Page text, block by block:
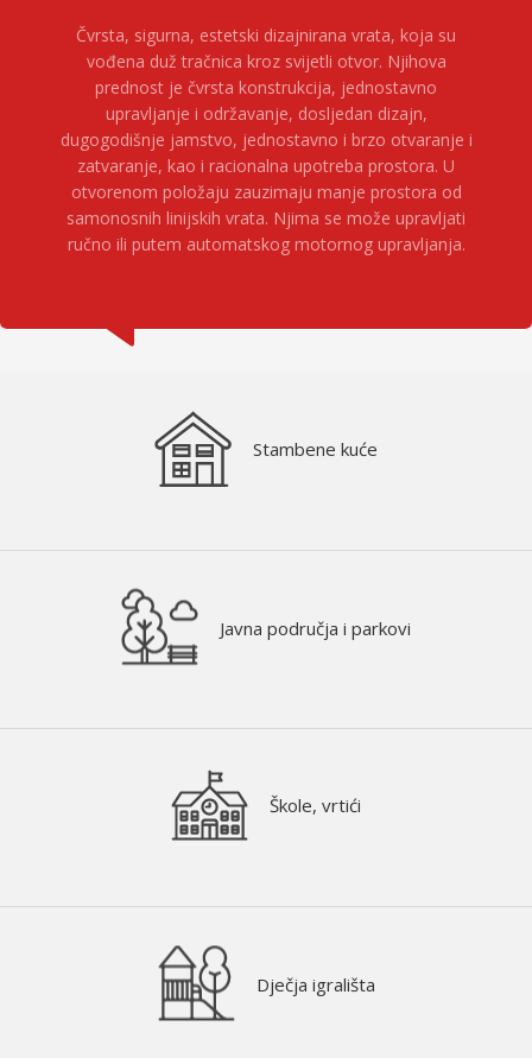
Čvrsta, sigurna, estetski dizajnirana vrata, koja su
vođena duž tračnica kroz svijetli otvor. Njihova
prednost je čvrsta konstrukcija, jednostavno
upravljanje i održavanje, dosljedan dizajn,
dugogodišnje jamstvo, jednostavno i brzo otvaranje i
zatvaranje, kao i racionalna upotreba prostora. U
otvorenom položaju zauzimaju manje prostora od
samonosnih linijskih vrata. Njima se može upravljati
ručno ili putem automatskog motornog upravljanja.
Stambene kuće
Javna područja i parkovi
Škole, vrtići
Dječja igrališta